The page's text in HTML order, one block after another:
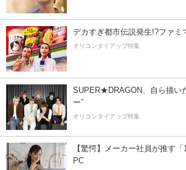
デカすぎ都市伝説発生!?ファミ
オリコンタイアップ特集
SUPER★DRAGON、自ら描い
ー”
オリコンタイアップ特集
【驚愕】メーカー社員が推す
PC